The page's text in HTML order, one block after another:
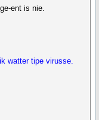
ent is nie.
watter tipe virusse.